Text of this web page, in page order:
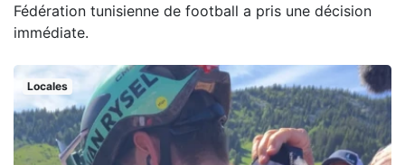
Fédération tunisienne de football a pris une décision
immédiate.
Locales